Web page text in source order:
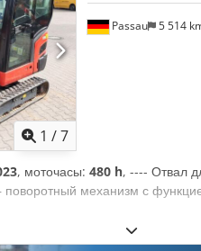
1 /7
Passau 5 514
, моточасы: 480 h, ---- Отвал
механизм с